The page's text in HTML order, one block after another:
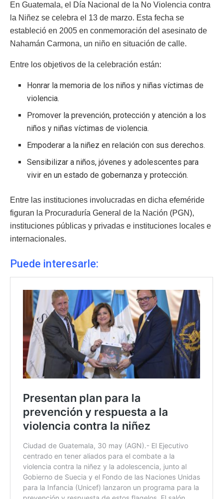
En Guatemala, el Día Nacional de la No Violencia contra
la Niñez se celebra el 13 de marzo. Esta fecha se
estableció en 2005 en conmemoración del asesinato de
Nahamán Carmona, un niño en situación de calle.
Entre los objetivos de la celebración están:
Honrar la memoria de los niños y niñas víctimas de
violencia.
Promover la prevención, protección y atención a los
niños y niñas víctimas de violencia.
Empoderar a la niñez en relación con sus derechos.
Sensibilizar a niños, jóvenes y adolescentes para
vivir en un estado de gobernanza y protección.
Entre las instituciones involucradas en dicha efeméride
figuran la Procuraduría General de la Nación (PGN),
instituciones públicas y privadas e instituciones locales e
internacionales.
Puede interesarle: